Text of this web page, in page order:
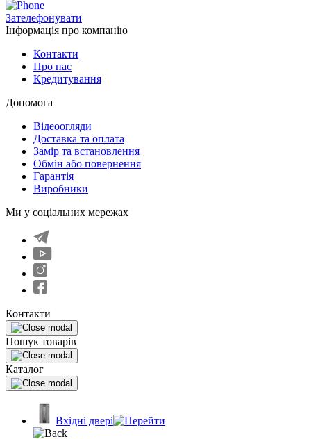
Зателефонувати
Інформація про компанію
Контакти
Про нас
Кредитування
Допомога
Відеоогляди
Доставка та оплата
Замір та встановлення
Обмін або повернення
Гарантія
Виробники
Ми у соціальних мережах
Контакти
Пошук товарів
Каталог
Вхідні двері